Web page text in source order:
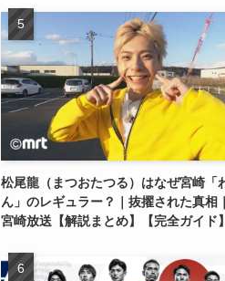
松尾龍（まつおたつる）はなぜ宮崎「
ん」のレギュラー？｜抜擢された真相
宮崎放送【解説まとめ】【完全ガイド】